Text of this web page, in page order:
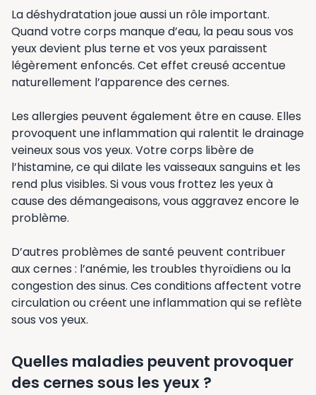
La déshydratation joue aussi un rôle important.
Quand votre corps manque d’eau, la peau sous vos
yeux devient plus terne et vos yeux paraissent
légèrement enfoncés. Cet effet creusé accentue
naturellement l’apparence des cernes.
Les allergies peuvent également être en cause. Elles
provoquent une inflammation qui ralentit le drainage
veineux sous vos yeux. Votre corps libère de
l’histamine, ce qui dilate les vaisseaux sanguins et les
rend plus visibles. Si vous vous frottez les yeux à
cause des démangeaisons, vous aggravez encore le
problème.
D’autres problèmes de santé peuvent contribuer
aux cernes : l’anémie, les troubles thyroïdiens ou la
congestion des sinus. Ces conditions affectent votre
circulation ou créent une inflammation qui se reflète
sous vos yeux.
Quelles maladies peuvent provoquer
des cernes sous les yeux ?